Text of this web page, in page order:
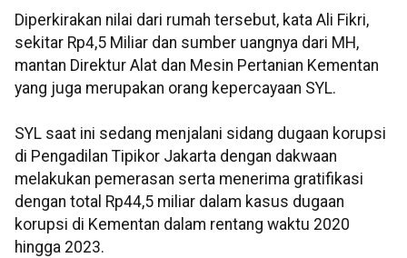
Diperkirakan nilai dari rumah tersebut, kata Ali Fikri,
sekitar Rp4,5 Miliar dan sumber uangnya dari MH,
mantan Direktur Alat dan Mesin Pertanian Kementan
yang juga merupakan orang kepercayaan SYL.
SYL saat ini sedang menjalani sidang dugaan korupsi
di Pengadilan Tipikor Jakarta dengan dakwaan
melakukan pemerasan serta menerima gratifikasi
dengan total Rp44,5 miliar dalam kasus dugaan
korupsi di Kementan dalam rentang waktu 2020
hingga 2023.